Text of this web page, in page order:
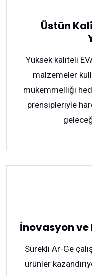
Üstün
Yüksek kaliteli
malzemeler
mükemmelliği
prensipleriyle
İnovasyon ve
Sürekli Ar-Ge
ürünler